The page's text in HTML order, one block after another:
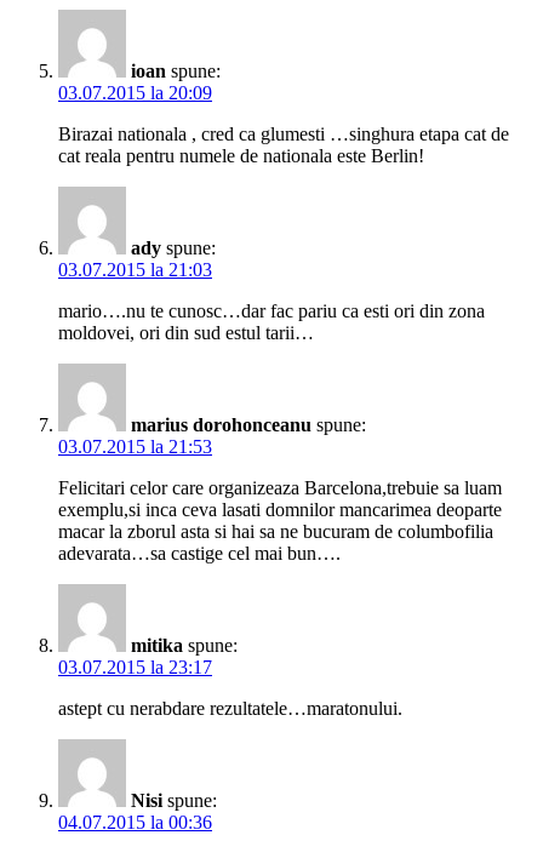
ioan spune:
03.07.2015 la 20:09
Birazai nationala , cred ca glumesti …singhura etapa cat de
cat reala pentru numele de nationala este Berlin!
ady spune:
03.07.2015 la 21:03
mario….nu te cunosc…dar fac pariu ca esti ori din zona
moldovei, ori din sud estul tarii…
marius dorohonceanu spune:
03.07.2015 la 21:53
Felicitari celor care organizeaza Barcelona,trebuie sa luam
exemplu,si inca ceva lasati domnilor mancarimea deoparte
macar la zborul asta si hai sa ne bucuram de columbofilia
adevarata…sa castige cel mai bun….
mitika spune:
03.07.2015 la 23:17
astept cu nerabdare rezultatele…maratonului.
Nisi spune:
04.07.2015 la 00:36